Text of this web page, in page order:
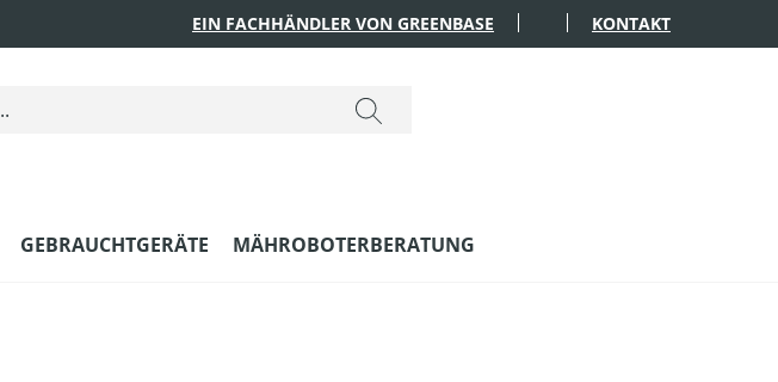
EIN FACHHÄNDLER VON GREENBASE KONTAKT
GEBRAUCHTGERÄTE MÄHROBOTERBERATUNG